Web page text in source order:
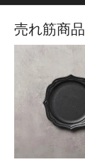
売れ筋商品